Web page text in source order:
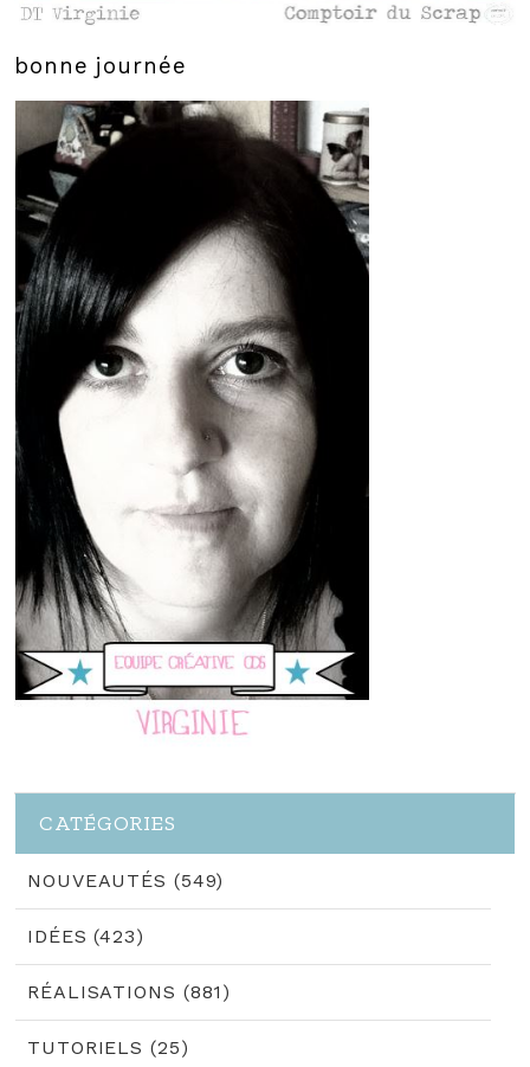
bonne journée
CATÉGORIES
NOUVEAUTÉS (549)
IDÉES (423)
RÉALISATIONS (881)
TUTORIELS (25)